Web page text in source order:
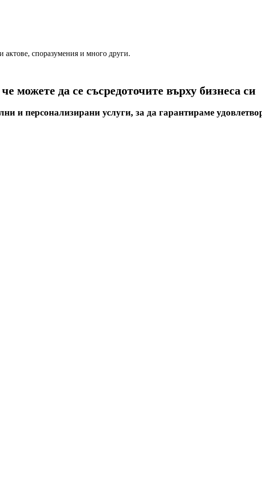
актове, споразумения и много други.
можете да се съсредоточите върху бизнеса си
и персонализирани услуги, за да гарантираме